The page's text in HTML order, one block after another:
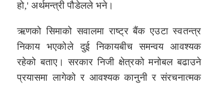
हो,' अर्थमन्त्री पौडेलले भने।
ऋणको सिमाको सवालमा राष्ट्र बैंक एउटा स्वतन्त्र
निकाय भएकोले दुई निकायबीच समन्वय आवश्यक
रहेको बताए। सरकार निजी क्षेत्रको मनोबल बढाउने
प्रयासमा लागेको र आवश्यक कानुनी र संरचनात्मक